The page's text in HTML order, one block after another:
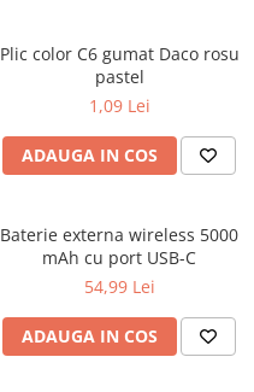
Plic color C6 gumat Daco rosu
pastel
1,09 Lei
ADAUGA IN COS
Baterie externa wireless 5000
mAh cu port USB-C
54,99 Lei
ADAUGA IN COS